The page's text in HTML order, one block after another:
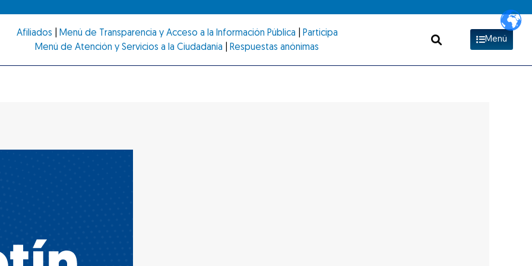
Afiliados Menú de Transparencia y Acceso a la Información Pública
Participa
Menú de Atención y Servicios a la Ciudadanía
Respuestas anónimas
Menú